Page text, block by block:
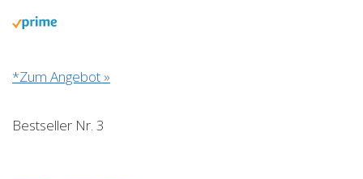
*Zum Angebot »
Bestseller Nr. 3